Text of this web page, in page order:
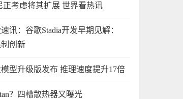
正考虑将其扩展 世界看热讯
讯：谷歌Stadia开发早期见解：
制创新
型升级版发布 推理速度提升17倍
？四槽散热器又曝光